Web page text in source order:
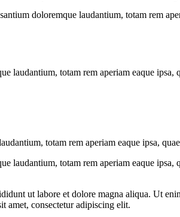
doloremque laudantium, totam rem
laudantium, totam rem aperiam eaque
totam rem aperiam eaque ipsa,
laudantium, totam rem aperiam eaque
ut labore et dolore magna aliqua. Ut
amet, consectetur adipiscing elit.